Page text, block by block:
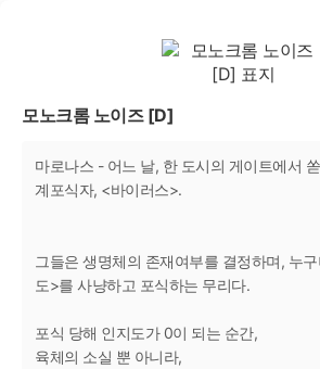
모노크롬 노이즈 [D]
마로나스 - 어느 날, 한 도시의 게이트에서
계포식자, <바이러스>.
그들은 생명체의 존재여부를 결정하며, 누
도>를 사냥하고 포식하는 무리다.
포식 당해 인지도가 0이 되는 순간,
육체의 소실 뿐 아니라,